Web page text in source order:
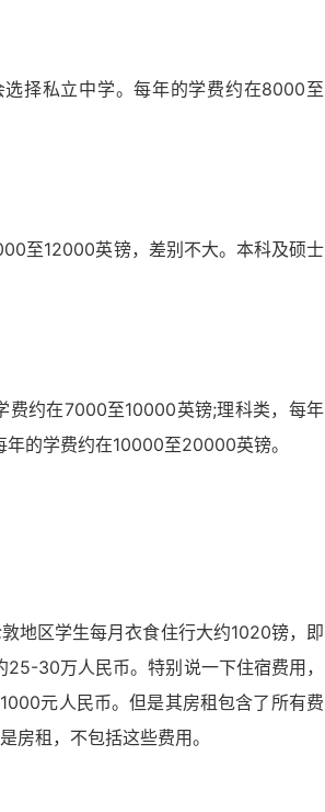
择私立中学。每年的学费约在8000至
至12000英镑，差别不大。本科及硕士
费约在7000至10000英镑;理科类，每年
的学费约在10000至20000英镑。
地区学生每月衣食住行大约1020镑，即
30万人民币。特别说一下住宿费用，
元人民币。但是其房租包含了所有费
房租，不包括这些费用。